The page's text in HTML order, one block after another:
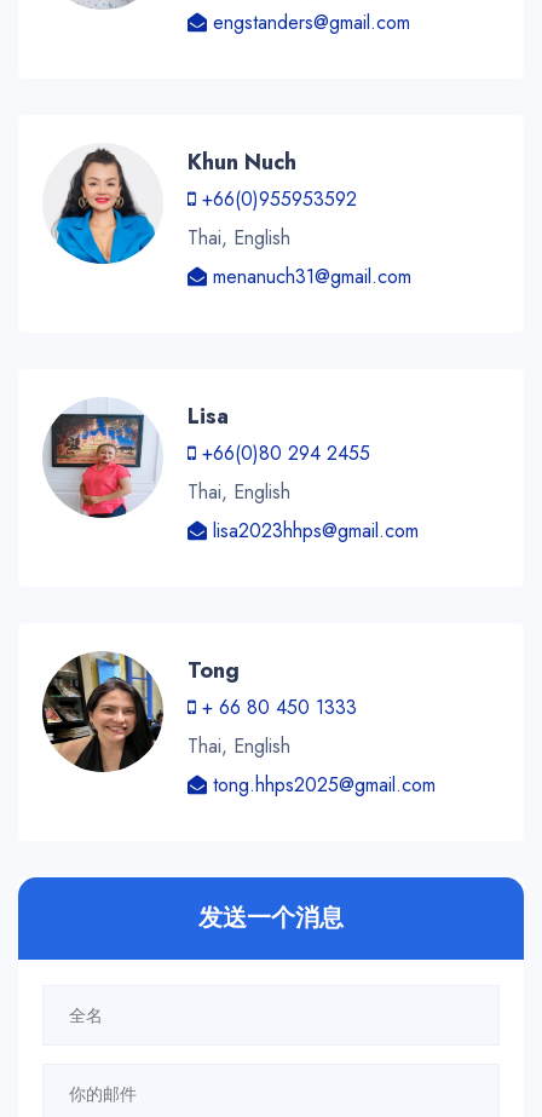
engstanders@gmail.com
Khun Nuch
+66(0)955953592
Thai, English
menanuch31@gmail.com
Lisa
+66(0)80 294 2455
Thai, English
lisa2023hhps@gmail.com
Tong
+ 66 80 450 1333
Thai, English
tong.hhps2025@gmail.com
发送一个消息